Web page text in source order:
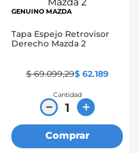
GENUINO MAZDA
Tapa Espejo Retrovisor
Derecho Mazda 2
$ 69.099,29$ 62.189
Cantidad
＋
－
Comprar